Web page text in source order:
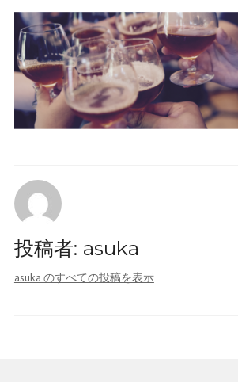
飲食店開業支援
製菓店用資材
あすかブログ
会社概要
採用情報
投稿者: asuka
asuka のすべての投稿を表示